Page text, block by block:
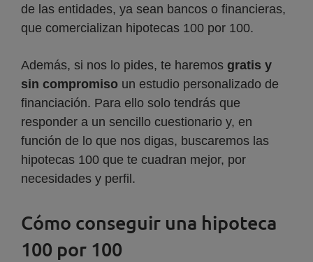
de las entidades, ya sean bancos o financieras,
que comercializan hipotecas 100 por 100.
Además, si nos lo pides, te haremos gratis y
sin compromiso un estudio personalizado de
financiación. Para ello solo tendrás que
responder a un sencillo cuestionario y, en
función de lo que nos digas, buscaremos las
hipotecas 100 que te cuadran mejor, por
necesidades y perfil.
Cómo conseguir una hipoteca
100 por 100